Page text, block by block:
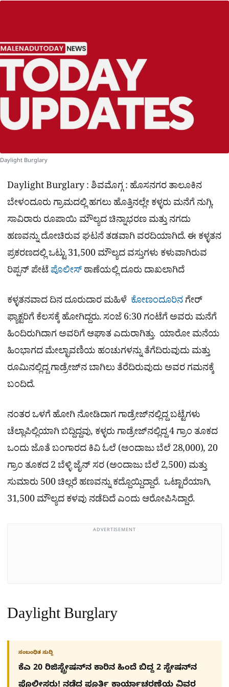
p o a
a
Daylight Burglary
Daylight Burglary :ಶಿವಮೊಗ್ಗ : ಹೊಸನಗರ ತಾಲೂಕಿನ
ಬೇಳಂದೂರು ಗ್ರಾಮದಲ್ಲಿ ಹಗಲು ಹೊತ್ತಿನಲ್ಲೇ ಕಳ್ಳರು ಮನೆಗೆ ನುಗ್ಗಿ,
ಸಾವಿರಾರು ರೂಪಾಯಿ ಮೌಲ್ಯದ ಚಿನ್ನಾಭರಣ ಮತ್ತು ನಗದು
ಹಣವನ್ನು ದೋಚಿರುವ ಘಟನೆ ತಡವಾಗಿ ವರದಿಯಾಗಿದೆ. ಈ ಕಳ್ಳತನ
ಪ್ರಕರಣದಲ್ಲಿ ಒಟ್ಟು 31,500 ಮೌಲ್ಯದ ವಸ್ತುಗಳು ಕಳುವಾಗಿರುವ
ರಿಪ್ಪನ್​ ಪೇಟೆಪೊಲೀಸ್​​ ಠಾಣೆಯಲ್ಲಿ ದೂರು ದಾಖಲಾಗಿದೆ
ಕಳ್ಳತನವಾದ ದಿನ ದೂರುದಾರ ಮಹಿಳೆ ಕೋಣಂದೂರಿನಗೇರ್
ಫ್ಯಾಕ್ಟರಿಗೆ ಕೆಲಸಕ್ಕೆ ಹೋಗಿದ್ದರು. ಸಂಜೆ 6:30 ಗಂಟೆಗೆ ಅವರು ಮನೆಗೆ
ಹಿಂದಿರುಗಿದಾಗ ಅವರಿಗೆ ಆಘಾತ ಎದುರಾಗಿತ್ತು. ಯಾರೋ ಮನೆಯ
ಹಿಂಭಾಗದ ಮೇಲ್ಛಾವಣಿಯ ಹಂಚುಗಳನ್ನು ತೆಗೆದಿರುವುದು ಮತ್ತು
ರೂಮಿನಲ್ಲಿದ್ದ ಗಾಡ್ರೇಜ್‌ನ ಬಾಗಿಲು ತೆರೆದಿರುವುದು ಅವರ ಗಮನಕ್ಕೆ
ಬಂದಿದೆ.
ನಂತರ ಒಳಗೆ ಹೋಗಿ ನೋಡಿದಾಗ ಗಾಡ್ರೇಜ್‌ನಲ್ಲಿದ್ದ ಬಟ್ಟೆಗಳು
ಚೆಲ್ಲಾಪಿಲ್ಲಿಯಾಗಿ ಬಿದ್ದಿದ್ದವು, ಕಳ್ಳರು ಗಾಡ್ರೇಜ್​​ನಲ್ಲಿದ್ದ 4 ಗ್ರಾಂ ತೂಕದ
ಒಂದು ಜೊತೆ ಬಂಗಾರದ ಕಿವಿ ಓಲೆ (ಅಂದಾಜು ಬೆಲೆ 28,000), 20
ಗ್ರಾಂ ತೂಕದ 2 ಬೆಳ್ಳಿ ಜೈನ್ ಸರ (ಅಂದಾಜು ಬೆಲೆ 2,500) ಮತ್ತು
ಸುಮಾರು 500 ಚಿಲ್ಲರೆ ಹಣವನ್ನು ಕದ್ದೊಯ್ದಿದ್ದಾರೆ. ಒಟ್ಟಾರೆಯಾಗಿ,
31,500 ಮೌಲ್ಯದ ಕಳವು ನಡೆದಿದೆ ಎಂದು ಆರೋಪಿಸಿದ್ದಾರೆ.
ADVERTISEMENT
Daylight Burglary
ಸಂಬಂಧಿತ ಸುದ್ದಿ
ಕೆಎ 20 ರಿಜಿಸ್ಟ್ರೇಷನ್​ನ ಕಾರಿನ ಹಿಂದೆ ಬಿದ್ದ 2 ಸ್ಟೇಷನ್​ನ